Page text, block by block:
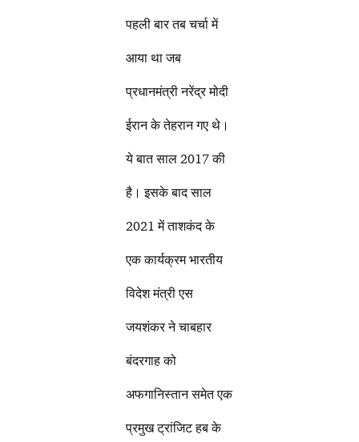
पहली बार तब चर्चा में
आया था जब
प्रधानमंत्री नरेंद्र मोदी
ईरान के तेहरान गए थे।
ये बात साल 2017 की
है। इसके बाद साल
2021 में ताशकंद के
एक कार्यक्रम भारतीय
विदेश मंत्री एस
जयशंकर ने चाबहार
बंदरगाह को
अफगानिस्तान समेत एक
प्रमुख ट्रांजिट हब के